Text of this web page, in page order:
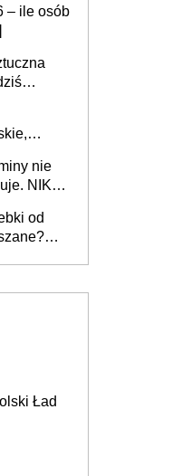
– ile osób
nie
NIK
od
Ład